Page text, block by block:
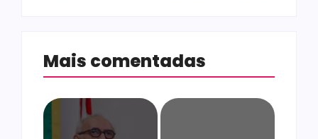
Mais comentadas